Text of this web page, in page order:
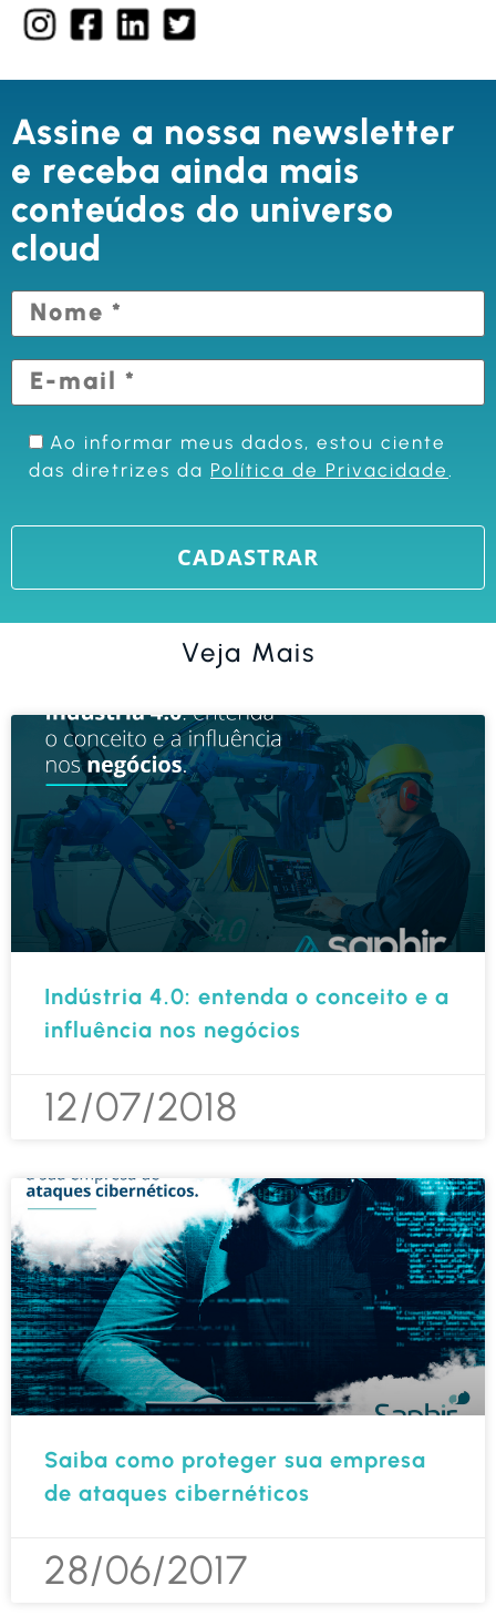
Assine a nossa newsletter
e receba ainda mais
conteúdos do universo
cloud
Ao informar meus dados, estou ciente
das diretrizes da Política de Privacidade
Veja Mais
Indústria 4.0: entenda o conceito e a
influência nos negócios
12/07/2018
Saiba como proteger sua empresa
de ataques cibernéticos
28/06/2017